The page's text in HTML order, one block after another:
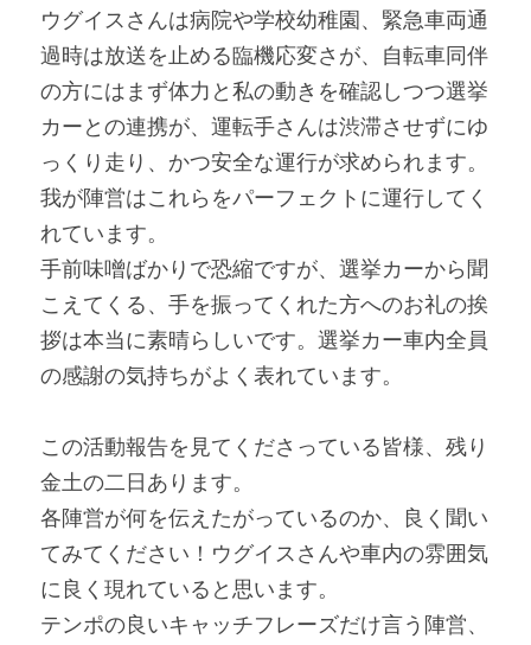
ウグイスさんは病院や学校幼稚園、緊急車両通
過時は放送を止める臨機応変さが、自転車同伴
の方にはまず体力と私の動きを確認しつつ選挙
カーとの連携が、運転手さんは渋滞させずにゆ
っくり走り、かつ安全な運行が求められます。
我が陣営はこれらをパーフェクトに運行してく
れています。
手前味噌ばかりで恐縮ですが、選挙カーから聞
こえてくる、手を振ってくれた方へのお礼の挨
拶は本当に素晴らしいです。選挙カー車内全員
の感謝の気持ちがよく表れています。
この活動報告を見てくださっている皆様、残り
金土の二日あります。
各陣営が何を伝えたがっているのか、良く聞い
てみてください！ウグイスさんや車内の雰囲気
に良く現れていると思います。
テンポの良いキャッチフレーズだけ言う陣営、